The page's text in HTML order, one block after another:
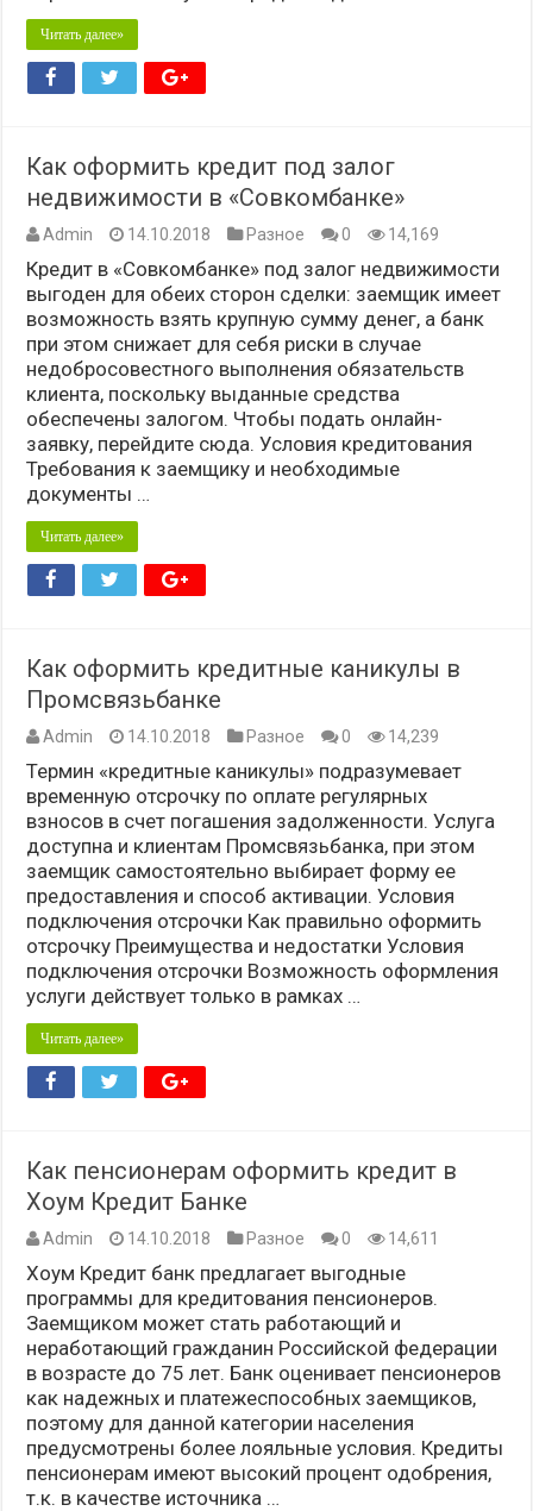
Читать далее»
Как оформить кредит под залог
недвижимости в «Совкомбанке»
Admin 14.10.2018 Разное 0 14,169
Кредит в «Совкомбанке» под залог недвижимости
выгоден для обеих сторон сделки: заемщик имеет
возможность взять крупную сумму денег, а банк
при этом снижает для себя риски в случае
недобросовестного выполнения обязательств
клиента, поскольку выданные средства
обеспечены залогом. Чтобы подать онлайн-
заявку, перейдите сюда. Условия кредитования
Требования к заемщику и необходимые
документы …
Читать далее»
Как оформить кредитные каникулы в
Промсвязьбанке
Admin 14.10.2018 Разное 0 14,239
Термин «кредитные каникулы» подразумевает
временную отсрочку по оплате регулярных
взносов в счет погашения задолженности. Услуга
доступна и клиентам Промсвязьбанка, при этом
заемщик самостоятельно выбирает форму ее
предоставления и способ активации. Условия
подключения отсрочки Как правильно оформить
отсрочку Преимущества и недостатки Условия
подключения отсрочки Возможность оформления
услуги действует только в рамках …
Читать далее»
Как пенсионерам оформить кредит в
Хоум Кредит Банке
Admin 14.10.2018 Разное 0 14,611
Хоум Кредит банк предлагает выгодные
программы для кредитования пенсионеров.
Заемщиком может стать работающий и
неработающий гражданин Российской федерации
в возрасте до 75 лет. Банк оценивает пенсионеров
как надежных и платежеспособных заемщиков,
поэтому для данной категории населения
предусмотрены более лояльные условия. Кредиты
пенсионерам имеют высокий процент одобрения,
т.к. в качестве источника …